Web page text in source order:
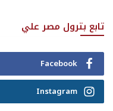
تابع بترول مصر علي
Facebook
Instagram